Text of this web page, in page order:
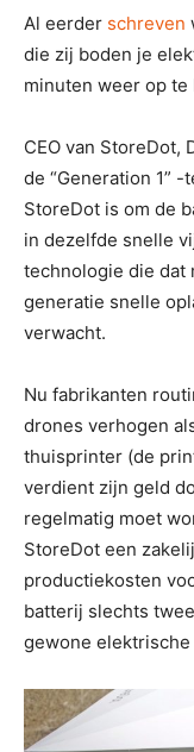
Al eerder schreven
die zij boden je
minuten weer op te
CEO van StoreDot,
de “Generation 1”
StoreDot is om de
in dezelfde snelle
technologie die dat
generatie snelle
verwacht.
Nu fabrikanten
drones verhogen
thuisprinter (de
verdient zijn geld
regelmatig moet
StoreDot een
productiekosten
batterij slechts
gewone